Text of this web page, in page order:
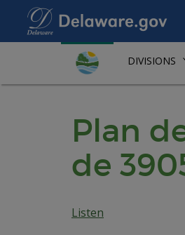
DIVISIONS
Plan
de
Listen